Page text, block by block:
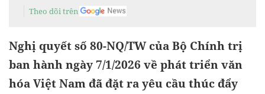
Theo dõi trên
Nghị quyết số 80-NQ/TW của Bộ Chính trị
ban hành ngày 7/1/2026 về phát triển văn
hóa Việt Nam đã đặt ra yêu cầu thúc đẩy